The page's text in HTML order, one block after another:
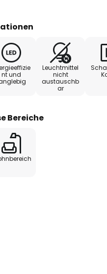
nt und
Leuchtmittel
nicht
austauschb
ar
Bereiche